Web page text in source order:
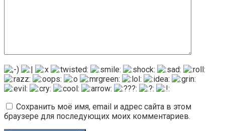
Сохранить моё имя, email и адрес сайта в этом
браузере для последующих моих комментариев.